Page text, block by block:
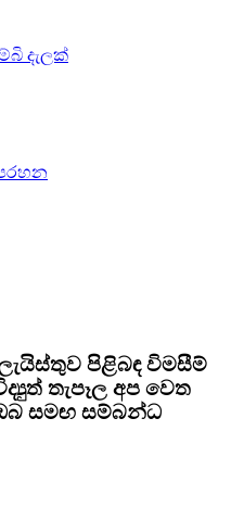
දැලක්
පිළිබඳ විමසීම්
තැපෑල අප වෙත
සමඟ සම්බන්ධ